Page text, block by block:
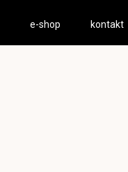
e-shop kontakt